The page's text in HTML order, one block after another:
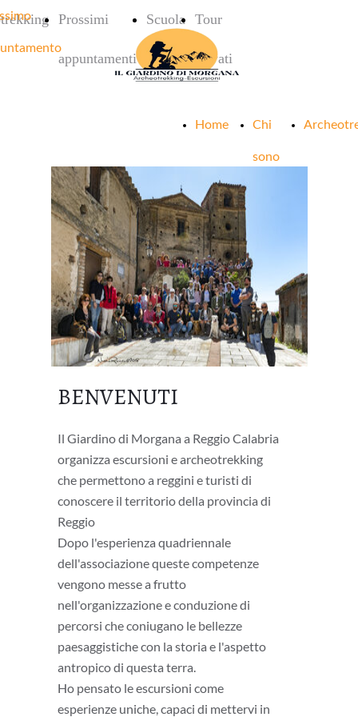
Prossimi
appuntamenti
Scuola Tour
privati
Home Chi
sono
BENVENUTI
Il Giardino di Morgana a Reggio Calabria
organizza escursioni e archeotrekking
che permettono a reggini e turisti di
conoscere il territorio della provincia di
Reggio
Dopo l'esperienza quadriennale
dell'associazione queste competenze
vengono messe a frutto
nell'organizzazione e conduzione di
percorsi che coniugano le bellezze
paesaggistiche con la storia e l'aspetto
antropico di questa terra.
Ho pensato le escursioni come
esperienze uniche, capaci di mettervi in